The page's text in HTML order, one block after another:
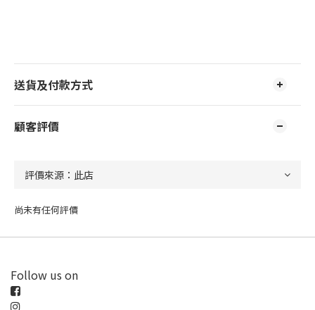
送貨及付款方式
顧客評價
尚未有任何評價
Follow us on